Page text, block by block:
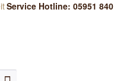
Service Hotline: 05951 840